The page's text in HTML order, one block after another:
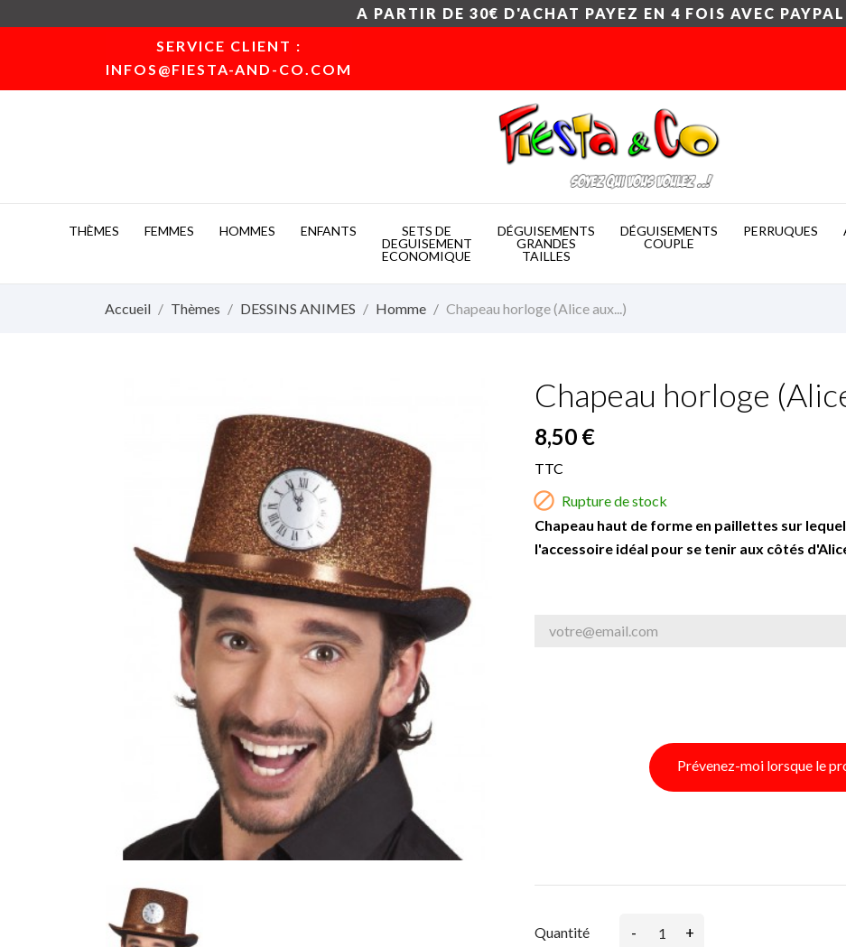
A PARTIR DE 30€ D'ACHAT PAYEZ EN 4 FOIS AVEC
SERVICE CLIENT :
INFOS@FIESTA-AND-CO.COM
THÈMES FEMMES HOMMES ENFANTS
SETS DE
DEGUISEMENT
ECONOMIQUE
DÉGUISEMENTS
GRANDES
TAILLES
DÉGUISEMENTS
COUPLE
PERRUQUES
Accueil Thèmes DESSINS ANIMES Homme Chapeau horloge (Alice aux...)
Chapeau horloge
8,50 €
TTC
 Rupture de stock
Chapeau haut de forme en paillettes sur
l'accessoire idéal pour se tenir aux côtés
Prévenez-moi lorsque le
Quantité - +